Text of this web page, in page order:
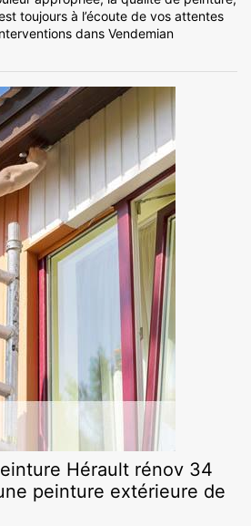
toujours à l’écoute de vos attentes
dans Vendemian
Hérault rénov 34
peinture extérieure de